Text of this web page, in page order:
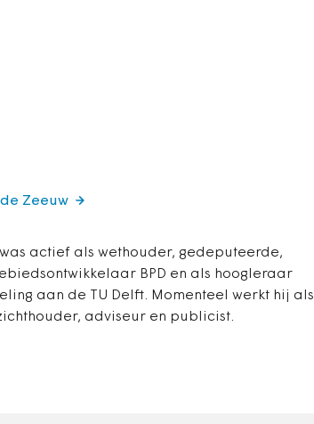
actief als wethouder, gedeputeerde,
BPD en als hoogleraar
aan de TU Delft. Momenteel werkt hij als
adviseur en publicist.
Zeeuw